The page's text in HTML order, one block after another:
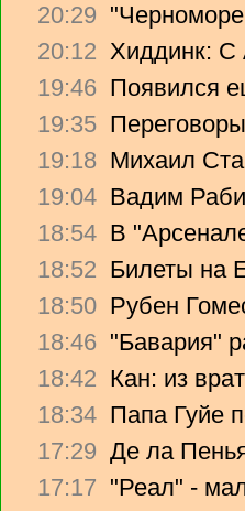
20:29
20:12 Хиддинк: С
19:46 Появился
19:35
19:18 Михаил
19:04 Вадим
18:54 В
18:52 Билеты на
18:50 Рубен
18:46 "Бавария"
18:42 Кан: из
18:34 Папа Гуйе
17:29 Де ла
17:17 "Реал" -